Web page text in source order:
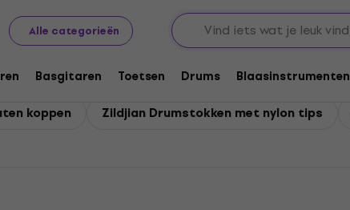
Alle categorieën
Basgitaren Toetsen Drums Blaasinstrumenten
en trommelborstels
en trommelborstels
koppen Zildjian Drumstokken met nylon tips